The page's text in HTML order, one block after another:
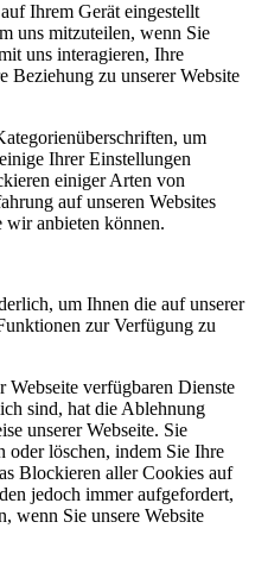
Ihrem Gerät eingestellt
uns mitzuteilen, wenn Sie
uns interagieren, Ihre
Beziehung zu unserer Website
um
Ihrer Einstellungen
einiger Arten von
auf unseren Websites
wir anbieten können.
um Ihnen die auf unserer
zur Verfügung zu
Webseite verfügbaren Dienste
sind, hat die Ablehnung
unserer Webseite. Sie
oder löschen, indem Sie Ihre
Blockieren aller Cookies auf
jedoch immer aufgefordert,
wenn Sie unsere Website